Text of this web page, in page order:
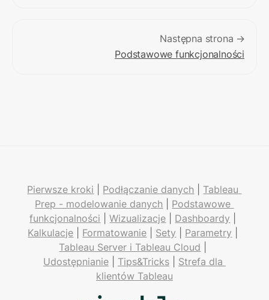
Następna strona →
Podstawowe funkcjonalności
Pierwsze kroki Podłączanie danych
Tableau
Prep - modelowanie danych
Podstawowe
funkcjonalności | Wizualizacje Dashboardy
Kalkulacje
Formatowanie Sety Parametry
Tableau Server i Tableau Cloud
Udostępnianie | Tips&Tricks | Strefa dla
klientów Tableau